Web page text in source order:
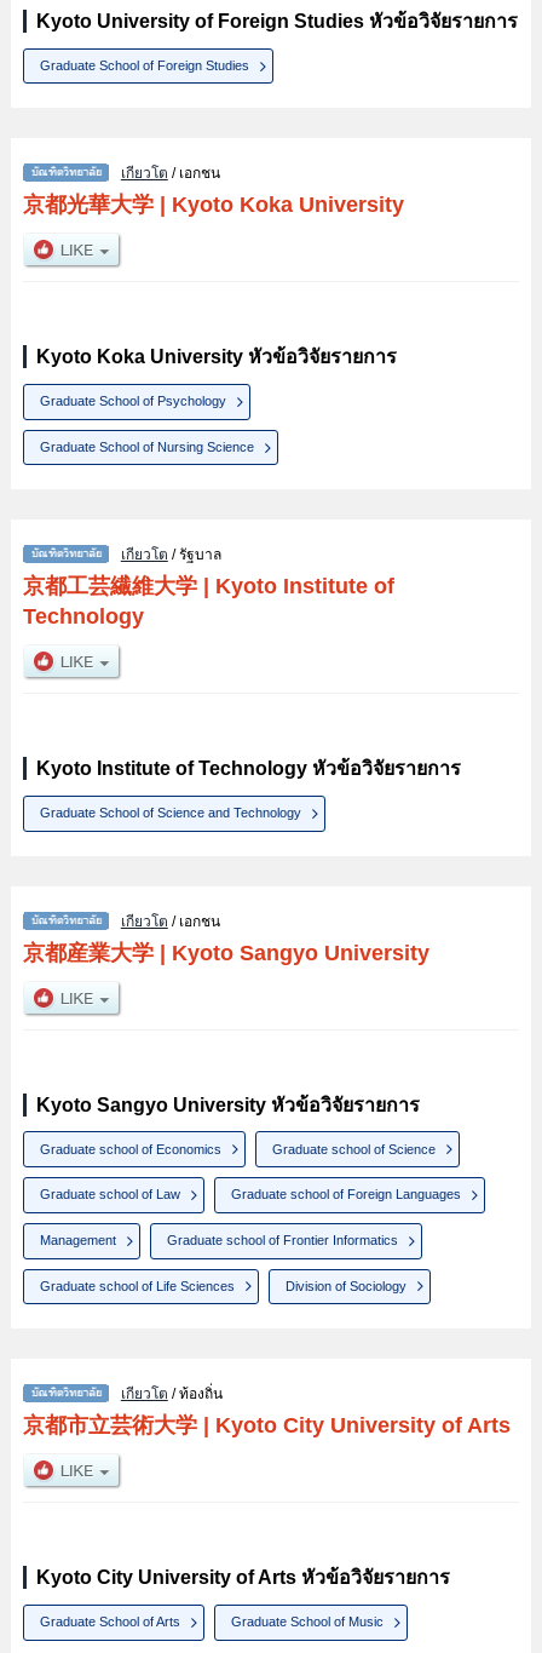
Kyoto University of Foreign Studies หัวข้อวิจัยรายการ
Graduate School of Foreign Studies
เกียวโต / เอกชน
京都光華大学| Kyoto Koka University
Kyoto Koka University หัวข้อวิจัยรายการ
Graduate School of Psychology
Graduate School of Nursing Science
เกียวโต / รัฐบาล
京都工芸繊維大学| Kyoto Institute of
Technology
Kyoto Institute of Technology หัวข้อวิจัยรายการ
Graduate School of Science and Technology
เกียวโต / เอกชน
京都産業大学| Kyoto Sangyo University
Kyoto Sangyo University หัวข้อวิจัยรายการ
Graduate school of Economics Graduate school of Science
Graduate school of Law Graduate school of Foreign Languages
Management Graduate school of Frontier Informatics
Graduate school of Life Sciences Division of Sociology
เกียวโต / ท้องถิ่น
京都市立芸術大学| Kyoto City University of Arts
Kyoto City University of Arts หัวข้อวิจัยรายการ
Graduate School of Arts Graduate School of Music